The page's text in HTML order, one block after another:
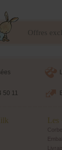
Offres
50 11
Les